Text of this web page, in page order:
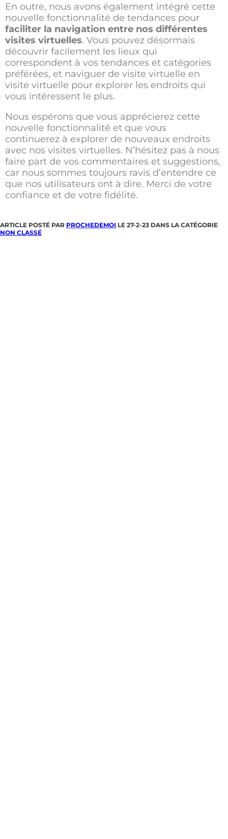
En outre, nous avons également intégré cette
nouvelle fonctionnalité de tendances pour
faciliter la navigation entre nos différentes
visites virtuelles. Vous pouvez désormais
découvrir facilement les lieux qui
correspondent à vos tendances et catégories
préférées, et naviguer de visite virtuelle en
visite virtuelle pour explorer les endroits qui
vous intéressent le plus.
Nous espérons que vous apprécierez cette
nouvelle fonctionnalité et que vous
continuerez à explorer de nouveaux endroits
avec nos visites virtuelles. N’hésitez pas à nous
faire part de vos commentaires et suggestions,
car nous sommes toujours ravis d’entendre ce
que nos utilisateurs ont à dire. Merci de votre
confiance et de votre fidélité.
ARTICLE POSTÉ PAR PROCHEDEMOI LE 27-2-23 DANS LA CATÉGORIE
NON CLASSÉ